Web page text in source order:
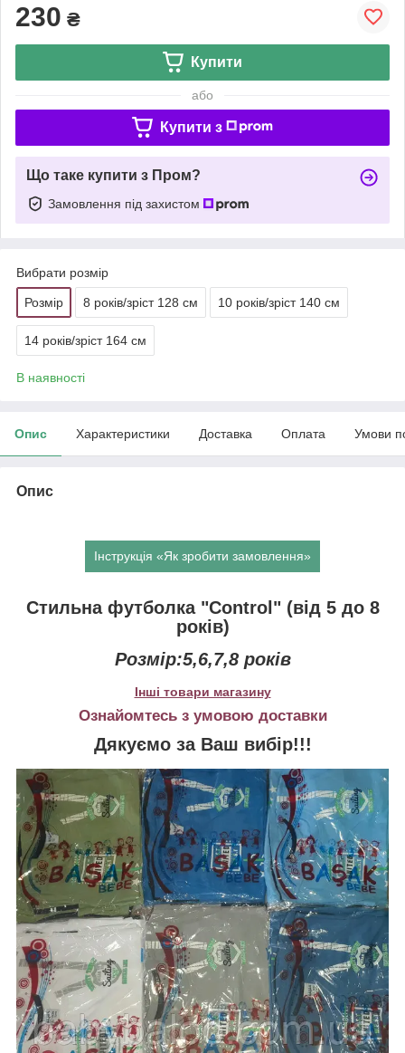
230 ₴
Купити
або
Купити з
Що таке купити з Пром?
Замовлення під захистом
Вибрати розмір
Розмір 8 років/зріст 128 см 10 років/зріст 140 см
14 років/зріст 164 см
В наявності
Опис Характеристики Доставка Оплата Умови
Опис
Інструкція «Як зробити замовлення»
Стильна футболка "Control" (від 5 до 8
років)
Розмір:5,6,7,8 років
Інші товари магазину
Ознайомтесь з умовою доставки
Дякуємо за Ваш вибір!!!